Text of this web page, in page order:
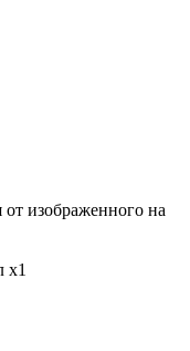
изображенного на
x1